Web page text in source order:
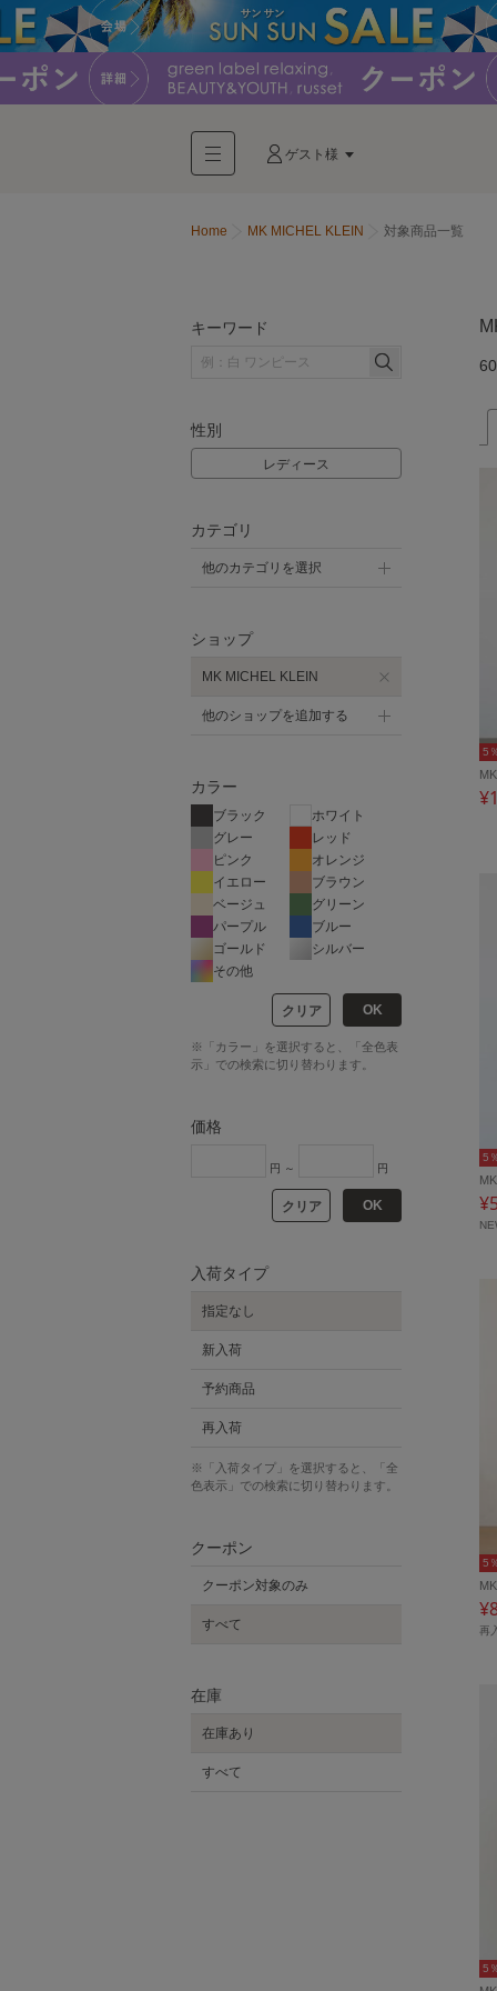
ゲスト様
Home MK MICHEL KLEIN 対象商品一覧
5
5
5
再
5
キーワード
性別
レディース
カテゴリ
他のカテゴリを選択
ショップ
MK MICHEL KLEIN
他のショップを追加する
カラー
ブラック
ホワイト
グレー
レッド
ピンク
オレンジ
イエロー
ブラウン
ベージュ
グリーン
パープル
ブルー
ゴールド
シルバー
その他
クリア OK
※「カラー」を選択すると、「全色表
示」での検索に切り替わります。
価格
円 ～ 円
クリア OK
入荷タイプ
指定なし
新入荷
予約商品
再入荷
※「入荷タイプ」を選択すると、「全
色表示」での検索に切り替わります。
クーポン
クーポン対象のみ
すべて
在庫
在庫あり
すべて